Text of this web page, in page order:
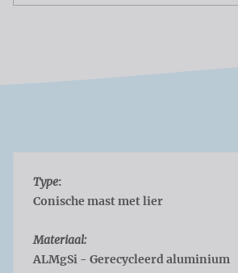
Type:
Conische mast met lier
Materiaal:
ALMgSi - Gerecycleerd aluminium